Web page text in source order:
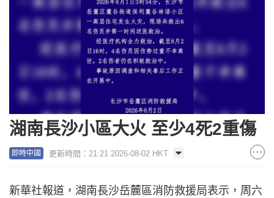
湖南長沙小區大火 至少4死2重傷
即時中國 更新時間：21:21 2026-08-02 HKT
新華社報道，湖南長沙岳麓區消防救援局表示，周六